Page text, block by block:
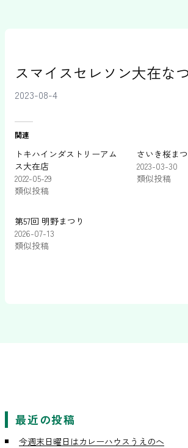
スマイスセレソン大在な
2023-08-4
関連
トキハインダストリーアム
ス大在店
2022-05-29
類似投稿
さいき桜ま
2023-03-30
類似投稿
第57回 明野まつり
2026-07-13
類似投稿
最近の投稿
今週末日曜日はカレーハウスうえのへ